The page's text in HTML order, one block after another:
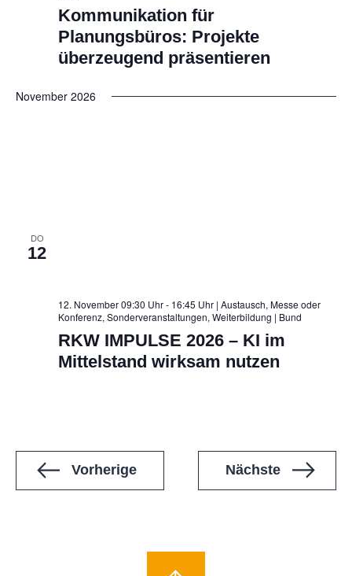
Kommunikation für
Planungsbüros: Projekte
überzeugend präsentieren
November 2026
DO
12
12. November 09:30 Uhr - 16:45 Uhr | Austausch, Messe oder
Konferenz, Sonderveranstaltungen, Weiterbildung | Bund
RKW IMPULSE 2026 – KI im
Mittelstand wirksam nutzen
VorherigeVeranstaltungenNächste